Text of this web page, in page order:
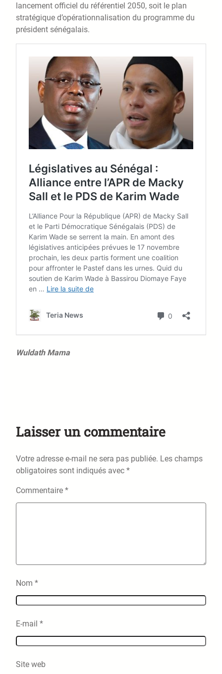
lancement officiel du référentiel 2050, soit le plan
stratégique d’opérationnalisation du programme du
président sénégalais.
Wuldath Mama
Laisser un commentaire
Votre adresse e-mail ne sera pas publiée. Les champs
obligatoires sont indiqués avec *
Commentaire *
Nom *
E-mail *
Site web